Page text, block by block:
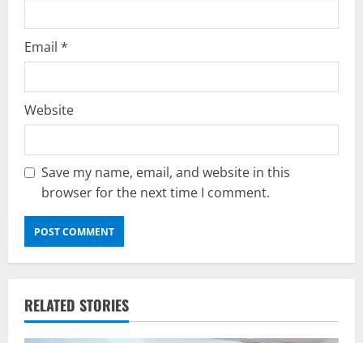
Email *
Website
Save my name, email, and website in this
browser for the next time I comment.
RELATED STORIES